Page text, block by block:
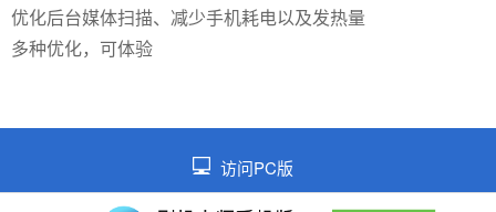
优化后台媒体扫描、减少手机耗电以及发热量
多种优化，可体验
访问PC版